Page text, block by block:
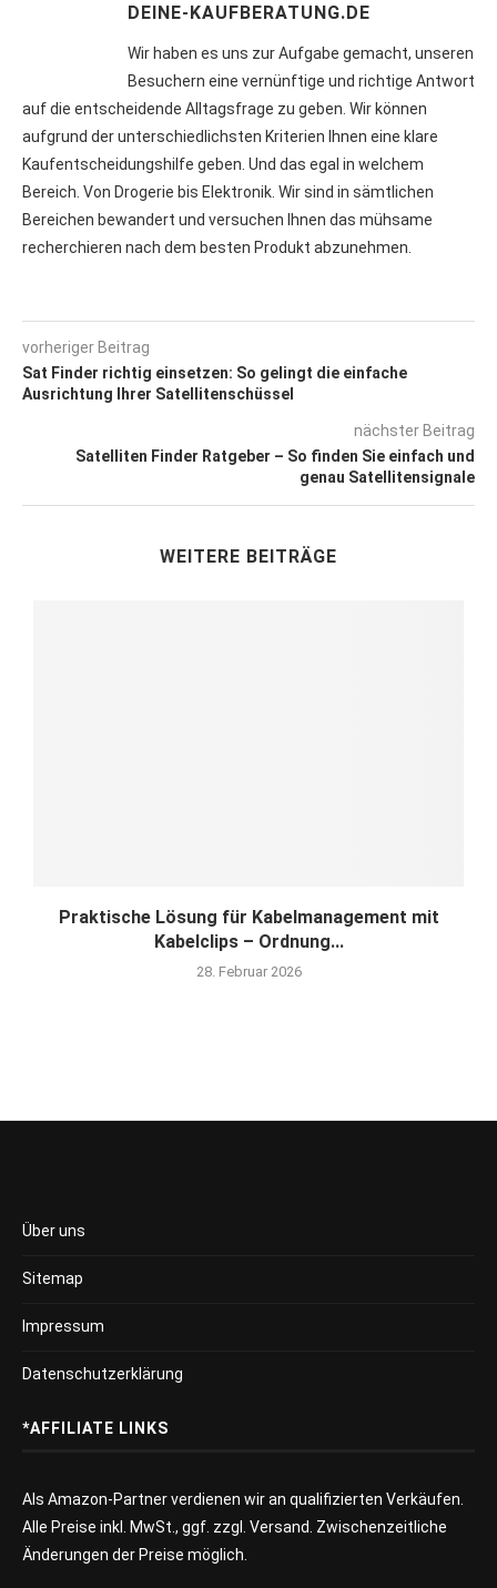
DEINE-KAUFBERATUNG.DE
Wir haben es uns zur Aufgabe gemacht, unseren
Besuchern eine vernünftige und richtige Antwort
auf die entscheidende Alltagsfrage zu geben. Wir können
aufgrund der unterschiedlichsten Kriterien Ihnen eine klare
Kaufentscheidungshilfe geben. Und das egal in welchem
Bereich. Von Drogerie bis Elektronik. Wir sind in sämtlichen
Bereichen bewandert und versuchen Ihnen das mühsame
recherchieren nach dem besten Produkt abzunehmen.
vorheriger Beitrag
Sat Finder richtig einsetzen: So gelingt die einfache
Ausrichtung Ihrer Satellitenschüssel
nächster Beitrag
Satelliten Finder Ratgeber – So finden Sie einfach und
genau Satellitensignale
WEITERE BEITRÄGE
Praktische Lösung für Kabelmanagement mit
Kabelclips – Ordnung...
28. Februar 2026
Über uns
Sitemap
Impressum
Datenschutzerklärung
*AFFILIATE LINKS
Als Amazon-Partner verdienen wir an qualifizierten Verkäufen.
Alle Preise inkl. MwSt., ggf. zzgl. Versand. Zwischenzeitliche
Änderungen der Preise möglich.